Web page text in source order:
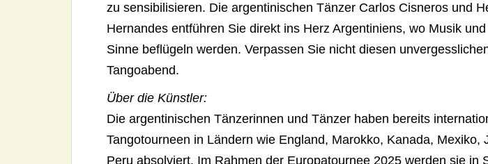
zu sensibilisieren. Die argentinischen Tänzer Carlos Cisneros und
Hernandes entführen Sie direkt ins Herz Argentiniens, wo Musik
Sinne beflügeln werden. Verpassen Sie nicht diesen
Tangoabend.
Über die Künstler:
Die argentinischen Tänzerinnen und Tänzer haben bereits
Tangotourneen in Ländern wie England, Marokko, Kanada, Mexiko,
Peru absolviert. Im Rahmen der Europatournee 2025 werden sie in